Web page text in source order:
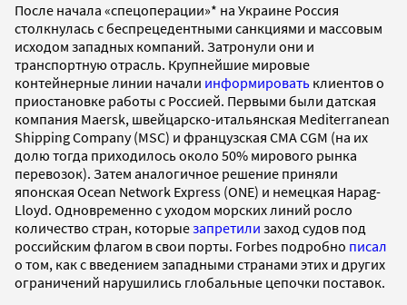
После начала «спецоперации»* на Украине Россия
столкнулась с беспрецедентными санкциями и массовым
исходом западных компаний. Затронули они и
транспортную отрасль. Крупнейшие мировые
контейнерные линии начали информировать клиентов о
приостановке работы с Россией. Первыми были датская
компания Maersk, швейцарско-итальянская Mediterranean
Shipping Company (MSC) и французская CMA CGM (на их
долю тогда приходилось около 50% мирового рынка
перевозок). Затем аналогичное решение приняли
японская Ocean Network Express (ONE) и немецкая Hapag-
Lloyd. Одновременно с уходом морских линий росло
количество стран, которыезапретили заход судов под
российским флагом в свои порты. Forbes подробно писал
о том, как с введением западными странами этих и других
ограничений нарушились глобальные цепочки поставок.